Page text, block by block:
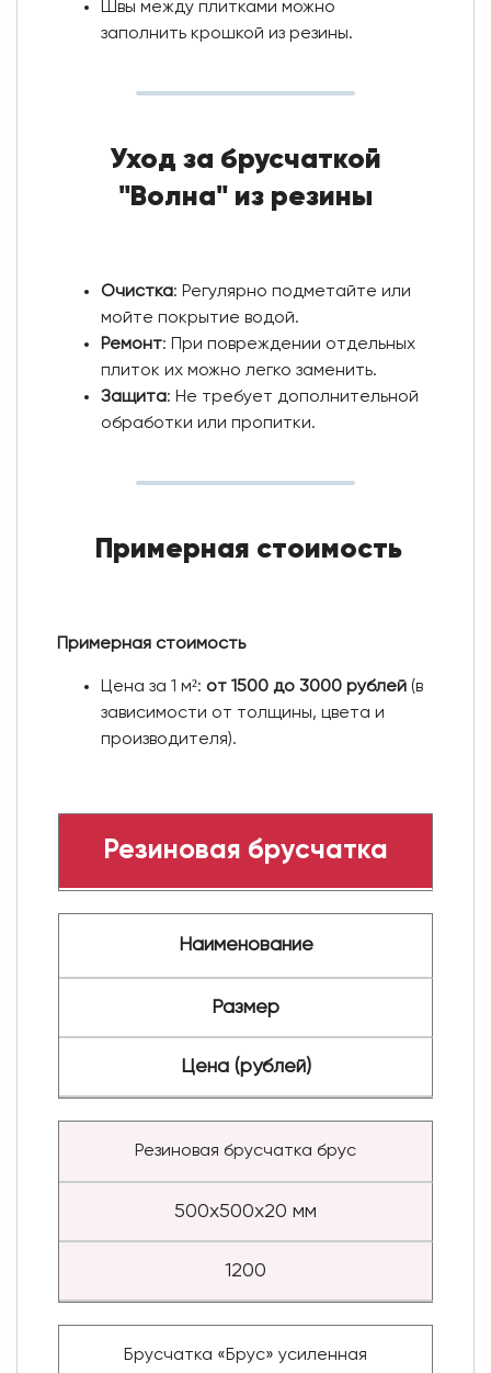
Швы между плитками можно
заполнить крошкой из резины.
Уход за брусчаткой
"Волна" из резины
Очистка: Регулярно подметайте или
мойте покрытие водой.
Ремонт: При повреждении отдельных
плиток их можно легко заменить.
Защита: Не требует дополнительной
обработки или пропитки.
Примерная стоимость
Примерная стоимость
Цена за 1 м²: от 1500 до 3000 рублей(в
зависимости от толщины, цвета и
производителя).
Резиновая брусчатка
Наименование
Размер
Цена (рублей)
Резиновая брусчатка брус
500х500х20 мм
1200
Брусчатка «Брус» усиленная